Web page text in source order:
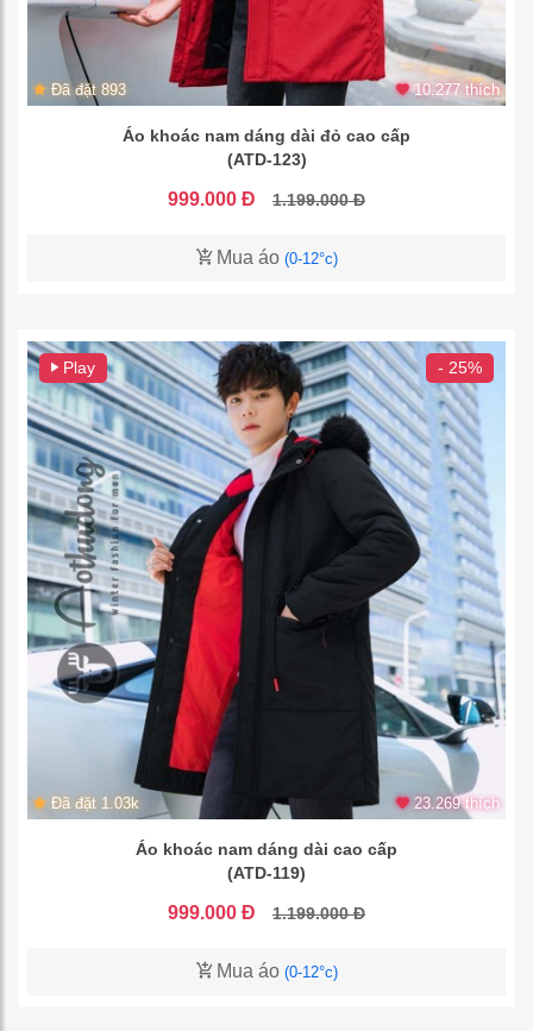
Đã đặt 893 10.277 thích
Áo khoác nam dáng dài đỏ cao cấp
(ATD-123)
999.000 Đ 1.199.000 Đ
Mua áo (0-12°c)
- 25%
Play
Đã đặt 1.03k 23.269 thích
Áo khoác nam dáng dài cao cấp
(ATD-119)
999.000 Đ 1.199.000 Đ
Mua áo (0-12°c)